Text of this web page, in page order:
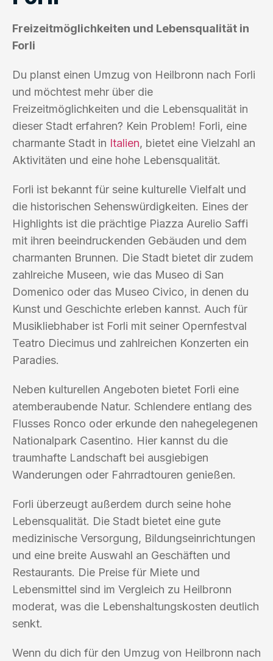
Freizeitmöglichkeiten und Lebensqualität in
Forli
Du planst einen Umzug von Heilbronn nach Forli
und möchtest mehr über die
Freizeitmöglichkeiten und die Lebensqualität in
dieser Stadt erfahren? Kein Problem! Forli, eine
charmante Stadt in Italien, bietet eine Vielzahl an
Aktivitäten und eine hohe Lebensqualität.
Forli ist bekannt für seine kulturelle Vielfalt und
die historischen Sehenswürdigkeiten. Eines der
Highlights ist die prächtige Piazza Aurelio Saffi
mit ihren beeindruckenden Gebäuden und dem
charmanten Brunnen. Die Stadt bietet dir zudem
zahlreiche Museen, wie das Museo di San
Domenico oder das Museo Civico, in denen du
Kunst und Geschichte erleben kannst. Auch für
Musikliebhaber ist Forli mit seiner Opernfestval
Teatro Diecimus und zahlreichen Konzerten ein
Paradies.
Neben kulturellen Angeboten bietet Forli eine
atemberaubende Natur. Schlendere entlang des
Flusses Ronco oder erkunde den nahegelegenen
Nationalpark Casentino. Hier kannst du die
traumhafte Landschaft bei ausgiebigen
Wanderungen oder Fahrradtouren genießen.
Forli überzeugt außerdem durch seine hohe
Lebensqualität. Die Stadt bietet eine gute
medizinische Versorgung, Bildungseinrichtungen
und eine breite Auswahl an Geschäften und
Restaurants. Die Preise für Miete und
Lebensmittel sind im Vergleich zu Heilbronn
moderat, was die Lebenshaltungskosten deutlich
senkt.
Wenn du dich für den Umzug von Heilbronn nach